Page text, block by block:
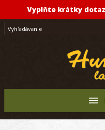
Vyplňte krátky